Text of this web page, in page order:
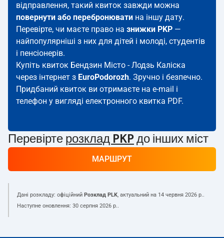
відправлення, такий квиток завжди можна
повернути або перебронювати на іншу дату.
Перевірте, чи маєте право на знижки PKP —
найпопулярніші з них для дітей і молоді, студентів
і пенсіонерів.
Купіть квиток Бендзин Місто - Лодзь Каліска
через інтернет з EuroPodorozh. Зручно і безпечно.
Придбаний квиток ви отримаєте на e-mail і
телефон у вигляді електронного квитка PDF.
Перевірте розклад PKP до інших міст
МАРШРУТ
Дані розкладу: офіційний Розклад PLK, актуальний на 14 червня 2026 р..
Наступне оновлення: 30 серпня 2026 р..